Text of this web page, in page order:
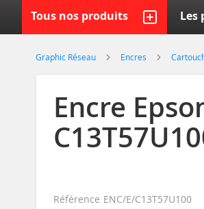
Tous nos produits Les
Graphic Réseau Encres
Encre
Référence ENC/E/C13T57U100